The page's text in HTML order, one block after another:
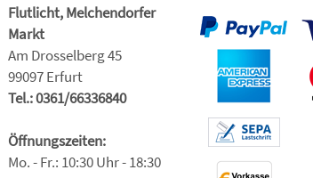
Flutlicht, Melchendorfer
Markt
Am Drosselberg 45
99097 Erfurt
Tel.: 0361/66336840
Öffnungszeiten:
Mo. - Fr.: 10:30 Uhr - 18:30